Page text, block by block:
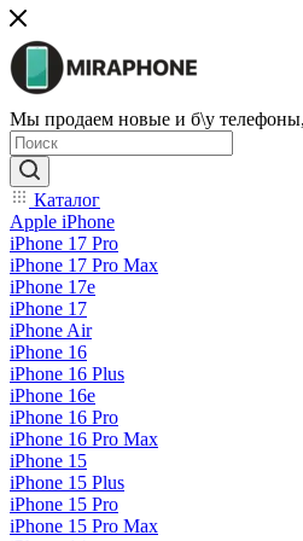
Мы продаем новые и б\у
Каталог
Apple iPhone
iPhone 17 Pro
iPhone 17 Pro Max
iPhone 17e
iPhone 17
iPhone Air
iPhone 16
iPhone 16 Plus
iPhone 16e
iPhone 16 Pro
iPhone 16 Pro Max
iPhone 15
iPhone 15 Plus
iPhone 15 Pro
iPhone 15 Pro Max